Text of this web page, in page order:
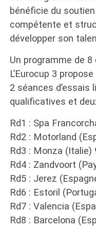
bénéficie du
compétente et
développer son
Un programme de
L’Eurocup 3
2 séances d’essais
qualificatives et
Rd1 : Spa
Rd2 : Motorland
Rd3 : Monza (Italie)
Rd4 : Zandvoort
Rd5 : Jerez
Rd6 : Estoril
Rd7 : Valencia
Rd8 : Barcelona